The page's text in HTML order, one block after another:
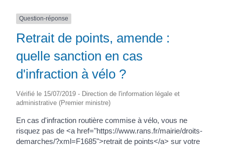
Question-réponse
Retrait de points, amende :
quelle sanction en cas
d'infraction à vélo ?
Vérifié le 15/07/2019 - Direction de l'information légale et
administrative (Premier ministre)
En cas d'infraction routière commise à vélo, vous ne
risquez pas de <a href="https://www.rans.fr/mairie/droits-
demarches/?xml=F1685">retrait de points</a> sur votre